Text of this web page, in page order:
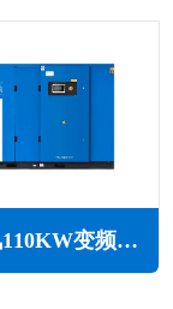
凌格风110KW变频低压空压机LSV LP系列